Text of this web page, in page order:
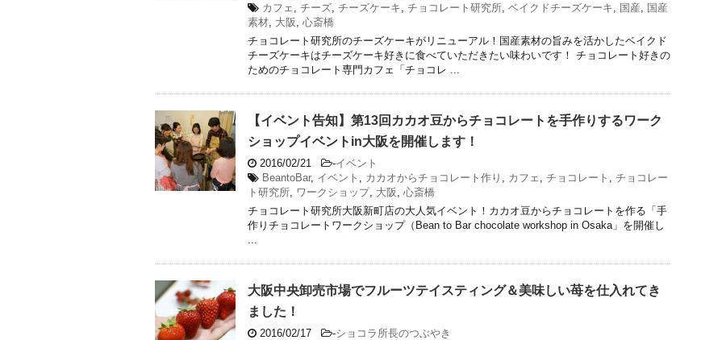
カフェ
チーズ チーズケーキ チョコレート研究所 ベイクドチーズケーキ 国産
国産
素材 大阪
心斎橋
チョコレート研究所のチーズケーキがリニューアル！国産素材の旨みを活かしたベイクド
チーズケーキはチーズケーキ好きに食べていただきたい味わいです！ チョコレート好きの
ためのチョコレート専門カフェ「チョコレ ...
【イベント告知】第13回カカオ豆からチョコレートを手作りするワーク
ショップイベントin大阪を開催します！
2016/02/21 -イベント
BeantoBar, イベント カカオからチョコレート作り カフェ チョコレート
チョコレー
ト研究所 ワークショップ, 大阪
心斎橋
チョコレート研究所大阪新町店の大人気イベント！カカオ豆からチョコレートを作る「手
作りチョコレートワークショップ（Bean to Bar chocolate workshop in Osaka」を開催し
大阪中央卸売市場でフルーツテイスティング＆美味しい苺を仕入れてき
ました！
2016/02/17 -ショコラ所長のつぶやき